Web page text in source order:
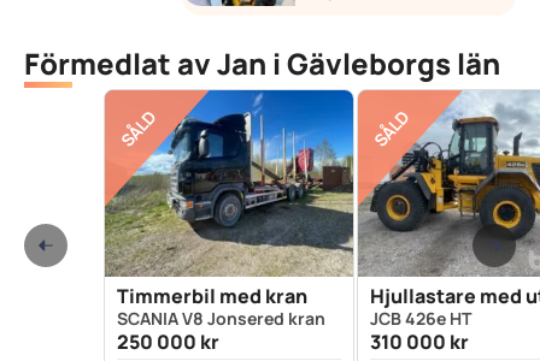
Förmedlat av Jan i Gävleborgs län
SÅLD
Timmerbil med kran
SCANIA V8 Jonsered kran
250 000 kr
SÅLD
Hjullastare med
JCB 426e HT
310 000 kr